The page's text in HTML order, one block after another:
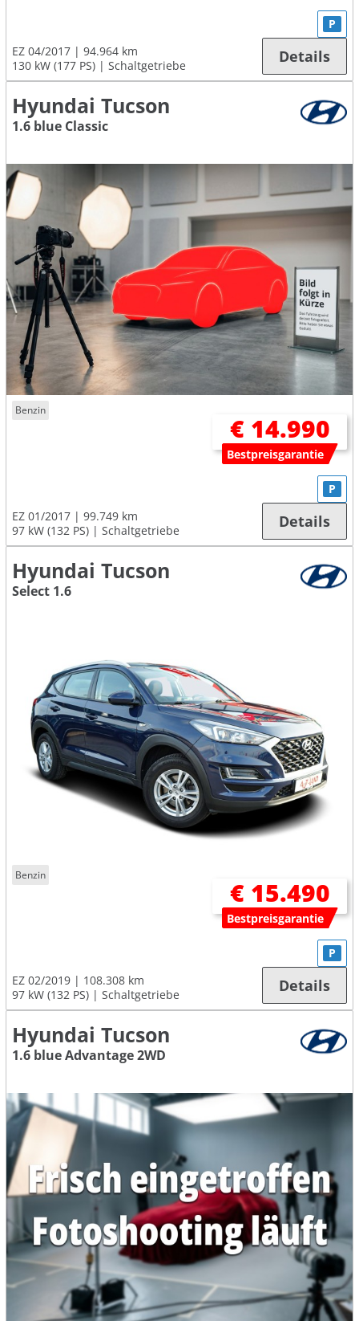
EZ 04/2017
94.964 km
130 kW (177 PS)
Schaltgetriebe
P
Details
Hyundai Tucson
1.6 blue Classic
Benzin
€ 14.990
Bestpreisgarantie
EZ 01/2017
99.749 km
97 kW (132 PS)
Schaltgetriebe
P
Details
Hyundai Tucson
Select 1.6
Benzin
€ 15.490
Bestpreisgarantie
EZ 02/2019
108.308 km
97 kW (132 PS)
Schaltgetriebe
P
Details
Hyundai Tucson
1.6 blue Advantage 2WD